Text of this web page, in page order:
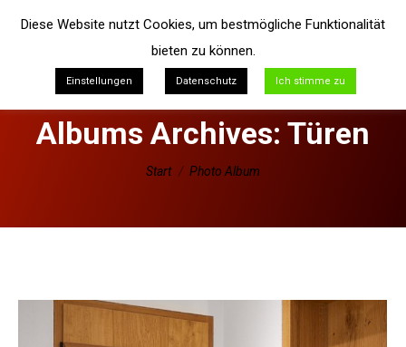
Albums Archives: Türen
Sie befinden sich hier:
Start Photo Album
Diese Website nutzt Cookies, um bestmögliche Funktionalität
bieten zu können.
Einstellungen Datenschutz Ich stimme zu